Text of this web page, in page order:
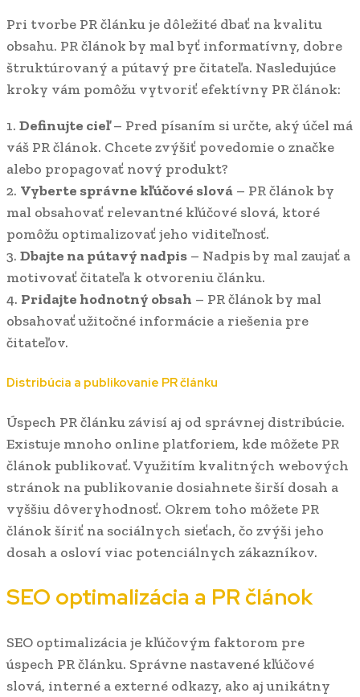
Pri tvorbe PR článku je dôležité dbať na kvalitu
obsahu. PR článok by mal byť informatívny, dobre
štruktúrovaný a pútavý pre čitateľa. Nasledujúce
kroky vám pomôžu vytvoriť efektívny PR článok:
1. Definujte cieľ– Pred písaním si určte, aký účel má
váš PR článok. Chcete zvýšiť povedomie o značke
alebo propagovať nový produkt?
2. Vyberte správne kľúčové slová – PR článok by
mal obsahovať relevantné kľúčové slová, ktoré
pomôžu optimalizovať jeho viditeľnosť.
3. Dbajte na pútavý nadpis – Nadpis by mal zaujať a
motivovať čitateľa k otvoreniu článku.
4. Pridajte hodnotný obsah – PR článok by mal
obsahovať užitočné informácie a riešenia pre
čitateľov.
Distribúcia a publikovanie PR článku
Úspech PR článku závisí aj od správnej distribúcie.
Existuje mnoho online platforiem, kde môžete PR
článok publikovať. Využitím kvalitných webových
stránok na publikovanie dosiahnete širší dosah a
vyššiu dôveryhodnosť. Okrem toho môžete PR
článok šíriť na sociálnych sieťach, čo zvýši jeho
dosah a osloví viac potenciálnych zákazníkov.
SEO optimalizácia a PR článok
SEO optimalizácia je kľúčovým faktorom pre
úspech PR článku. Správne nastavené kľúčové
slová, interné a externé odkazy, ako aj unikátny